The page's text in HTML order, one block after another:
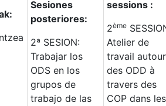
Sesiones
posteriores:
2ª SESION:
Trabajar los
ODS en los
grupos de
trabajo de las
sessions :
2ème
Atelier de
travail autour
des ODD à
travers des
COP dans les